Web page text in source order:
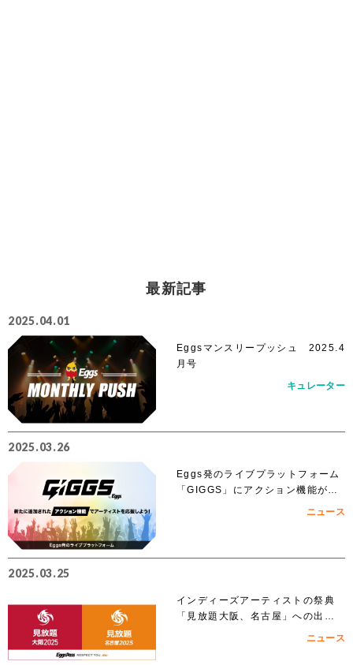
最新記事
2025.04.01
Eggsマンスリープッシュ 2025.4
月号
キュレーター
2025.03.26
Eggs発のライブプラットフォーム
「GIGGS」にアクション機能が追
ニュース
2025.03.25
インディーズアーティストの祭典
「見放題大阪、名古屋」への出演
ニュース